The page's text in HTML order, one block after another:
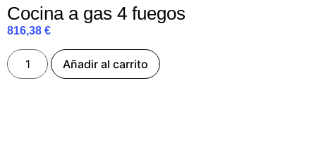
Cocina a gas 4 fuegos
816,38 €
Añadir al carrito